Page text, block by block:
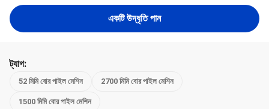
একটি উদ্ধৃতি পান
ট্যাগ:
52 মিমি বোর পাইল মেশিন 2700 মিমি বোর পাইল মেশিন
1500 মিমি বোর পাইল মেশিন